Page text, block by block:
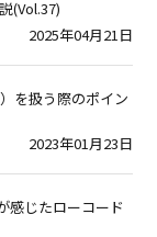
(Vol.37)
2025年04月21日
を扱う際のポイン
2023年01月23日
感じたローコード